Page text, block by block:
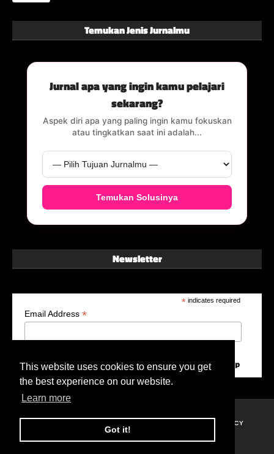
This website uses cookies to ensure you get
the best experience on our website.
Learn more
Got it!
Temukan Jenis Jurnalmu
Jurnal apa yang ingin kamu pelajari
sekarang?
Aspek diri apa yang paling ingin kamu fokuskan
atau tingkatkan saat ini adalah...
Temukan Solusinya
Newsletter
* indicates required
Email Address *
PRIVACY POLICY